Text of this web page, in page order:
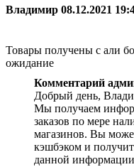
Владимир 08.12.2021
Товары получены с али
ожидание
Комментарий
Добрый день,
Мы получаем
заказов по мере
магазинов. Вы
кэшбэком и
данной информации